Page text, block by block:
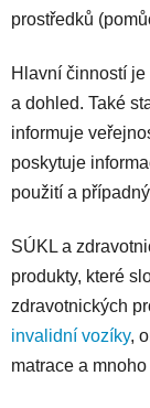
prostředků
Hlavní činností
a dohled. Také
informuje
poskytuje
použití a
SÚKL a
produkty, které
zdravotnických
invalidní vozíky,
matrace a